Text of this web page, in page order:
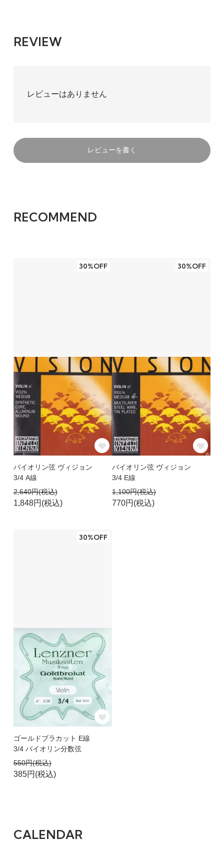
REVIEW
レビューはありません
レビューを書く
RECOMMEND
30%OFF
バイオリン弦 ヴィジョン
3/4 A線
2,640円(税込)
1,848円(税込)
30%OFF
バイオリン弦 ヴィジョン
3/4 E線
1,100円(税込)
770円(税込)
30%OFF
ゴールドブラカット E線
3/4 バイオリン分数弦
550円(税込)
385円(税込)
CALENDAR